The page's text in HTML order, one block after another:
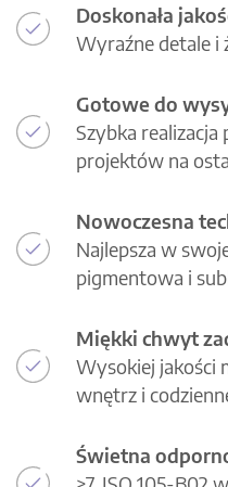
Doskonała
Wyraźne detale i
Gotowe do
Szybka
projektów na
Nowoczesna
Najlepsza w
pigmentowa i
Miękki chwyt
Wysokiej jakości
wnętrz i
Świetna